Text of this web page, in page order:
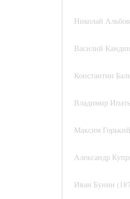
Николай
Василий
Константин
Владимир
Максим
Александр
Иван Бунин